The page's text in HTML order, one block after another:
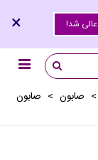
عالی شد! ×
> صابون > صابون